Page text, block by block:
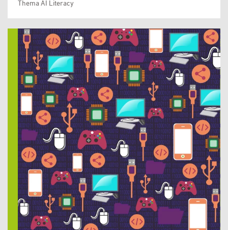
Thema AI Literacy